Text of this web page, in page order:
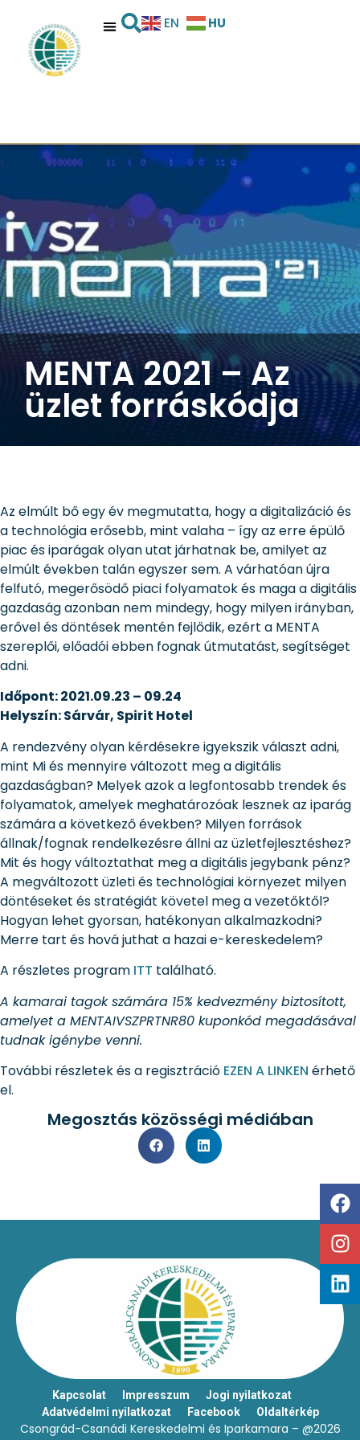
EN HU
MENTA 2021 – Az
üzlet forráskódja
Az elmúlt bő egy év megmutatta, hogy a digitalizáció és
a technológia erősebb, mint valaha – így az erre épülő
piac és iparágak olyan utat járhatnak be, amilyet az
elmúlt években talán egyszer sem. A várhatóan újra
felfutó, megerősödő piaci folyamatok és maga a digitális
gazdaság azonban nem mindegy, hogy milyen irányban,
erővel és döntések mentén fejlődik, ezért a MENTA
szereplői, előadói ebben fognak útmutatást, segítséget
adni.
Időpont: 2021.09.23 – 09.24
Helyszín: Sárvár, Spirit Hotel
A rendezvény olyan kérdésekre igyekszik választ adni,
mint Mi és mennyire változott meg a digitális
gazdaságban? Melyek azok a legfontosabb trendek és
folyamatok, amelyek meghatározóak lesznek az iparág
számára a következő években? Milyen források
állnak/fognak rendelkezésre állni az üzletfejlesztéshez?
Mit és hogy változtathat meg a digitális jegybank pénz?
A megváltozott üzleti és technológiai környezet milyen
döntéseket és stratégiát követel meg a vezetőktől?
Hogyan lehet gyorsan, hatékonyan alkalmazkodni?
Merre tart és hová juthat a hazai e-kereskedelem?
A részletes program ITT található.
A kamarai tagok számára 15% kedvezmény biztosított,
amelyet a MENTAIVSZPRTNR80 kuponkód megadásával
tudnak igénybe venni.
További részletek és a regisztráció EZEN A LINKEN érhető
el.
Megosztás közösségi médiában
Kapcsolat Impresszum
Jogi nyilatkozat
Adatvédelmi nyilatkozat
Facebook Oldaltérkép
Csongrád-Csanádi Kereskedelmi és Iparkamara – @2026